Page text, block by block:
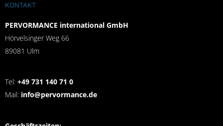
KONTAKT
PERVORMANCE international GmbH
Hörvelsinger Weg 66
89081 Ulm
Tel: +49 731 140 71 0
Mail: info@pervormance.de